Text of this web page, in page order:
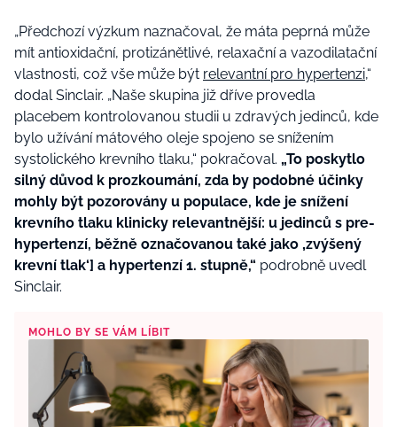
„Předchozí výzkum naznačoval, že máta peprná může
mít antioxidační, protizánětlivé, relaxační a vazodilatační
vlastnosti, což vše může být relevantní pro hypertenzi,“
dodal Sinclair. „Naše skupina již dříve provedla
placebem kontrolovanou studii u zdravých jedinců, kde
bylo užívání mátového oleje spojeno se snížením
systolického krevního tlaku,“ pokračoval. „To poskytlo
silný důvod k prozkoumání, zda by podobné účinky
mohly být pozorovány u populace, kde je snížení
krevního tlaku klinicky relevantnější: u jedinců s pre-
hypertenzí, běžně označovanou také jako ‚zvýšený
krevní tlak‘] a hypertenzí 1. stupně,“ podrobně uvedl
Sinclair.
MOHLO BY SE VÁM LÍBIT